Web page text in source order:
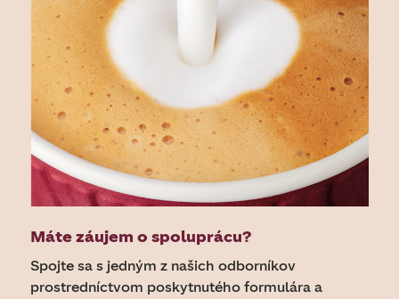
Máte záujem o spoluprácu?
Spojte sa s jedným z našich odborníkov
prostredníctvom poskytnutého formulára a